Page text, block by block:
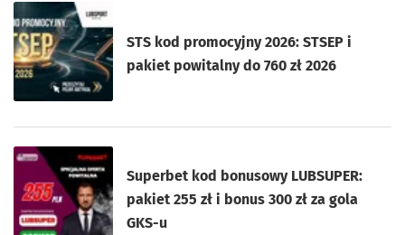
STS kod promocyjny 2026: STSEP i
pakiet powitalny do 760 zł 2026
Superbet kod bonusowy LUBSUPER:
pakiet 255 zł i bonus 300 zł za gola
GKS-u